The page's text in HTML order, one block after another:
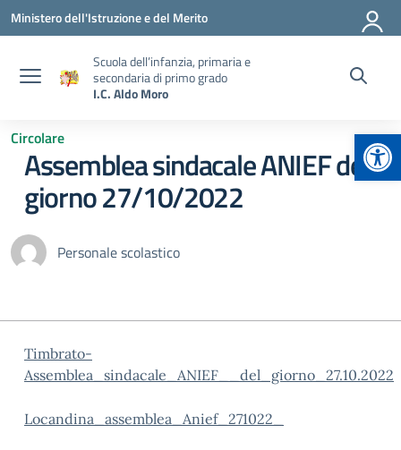
Vai ai contenuti
Vai al menu di navigazione
Vai al footer
Ministero dell'Istruzione e del Merito
Scuola dell’infanzia, primaria e
secondaria di primo grado
I.C. Aldo Moro
Circolare
Assemblea sindacale ANIEF del
giorno 27/10/2022
Personale scolastico
Timbrato-
Assemblea_sindacale_ANIEF__del_giorno_27.10.2022
Locandina_assemblea_Anief_271022_